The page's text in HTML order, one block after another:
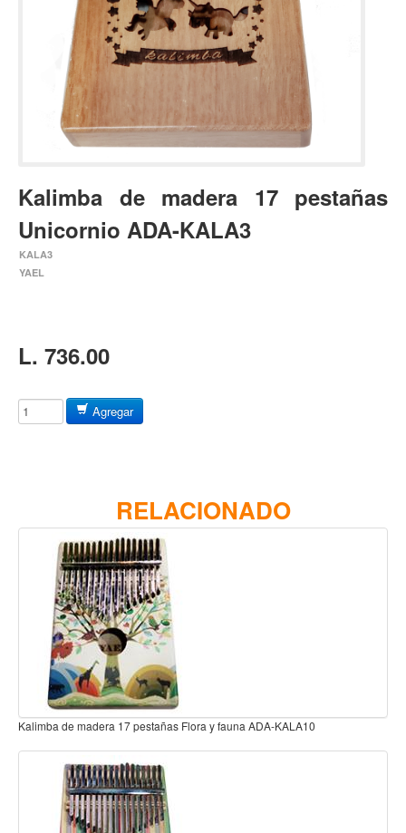
Fajas y colgantes
Accesorios
Cuerdas
Electrico
Amplificadores
Pedales de efectos
Estuches y fundas
Acustica
Platillos
Redoblantes
Pedestal para platillo
Pedestal para Hi-Hat
Pedestal para redoblante
Herrajes
Pedal
Trono
Accesorios
Teclado
Teclado Digital
Kalimba de madera 17 pestañas
Unicornio ADA-KALA3
KALA3
YAEL
L. 736.00
Agregar
RELACIONADO
Kalimba de madera 17 pestañas Lucky ADA-KALA23
DESTACADO